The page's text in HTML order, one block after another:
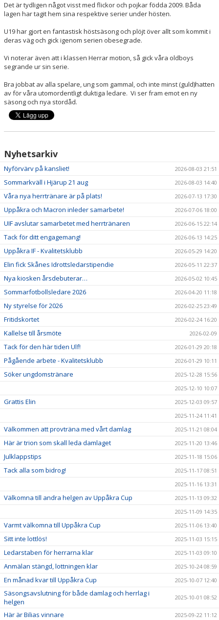
PARTNERS
Det är tydligen något visst med flickor och pojkar födda 2009. Båda
lagen har tagit hem sina respektive serier under hösten.
U19 har gjort en fantastisk höstsäsong och plöjt över allt som kommit i
deras väg och gick igenom serien obesegrade.
Vi noterar även att i klassen Herrar motion, så gick våra oldboys
segrande ur sin serie.
Bra jobbat av alla spelare, ung som gammal, och inte minst (guld)hatten
av för våra utomordentligt duktiga ledare. Vi ser fram emot en ny
säsong och nya stordåd.
Nyhetsarkiv
Nyförvärv på kansliet! 2026-08-03 21:51
Sommarkväll i Hjärup 21 aug 2026-08-03 14:40
Våra nya herrtränare är på plats! 2026-07-13 17:30
Uppåkra och Macron inleder samarbete! 2026-07-06 18:00
UIF avslutar samarbetet med herrtränaren 2026-06-15 22:14
Tack för ditt engagemang! 2026-06-13 14:25
Uppåkra IF - Kvalitetsklubb 2026-05-29 14:20
Elin fick Skånes Idrottsledarstipendie 2026-05-11 22:37
Nya kiosken årsdebuterar… 2026-05-02 10:45
Sommarfotbollsledare 2026 2026-04-20 11:18
Ny styrelse för 2026 2026-02-25 23:49
Fritidskortet 2026-02-24 16:20
Kallelse till årsmöte 2026-02-09
Tack för den här tiden Ulf! 2026-01-29 20:18
Pågående arbete - Kvalitetsklubb 2026-01-29 10:11
Söker ungdomstränare
2025-12-28 15:56
2025-12-10 10:07
Grattis Elin
2025-12-03 09:57
2025-11-24 11:41
Välkommen att provträna med vårt damlag 2025-11-21 08:04
Här är trion som skall leda damlaget 2025-11-20 13:46
Julklappstips 2025-11-18 15:06
Tack alla som bidrog!
2025-11-17 08:51
2025-11-16 13:31
Välkomna till andra helgen av Uppåkra Cup
2025-11-13 09:32
2025-11-09 14:35
Varmt välkomna till Uppåkra Cup 2025-11-06 13:40
Sitt inte lottlös! 2025-11-03 15:15
Ledarstaben för herrarna klar 2025-11-03 09:10
Anmälan stängd, lottningen klar 2025-10-24 08:59
En månad kvar till Uppåkra Cup 2025-10-07 12:40
Säsongsavslutning för både damlag och herrlag i
helgen
2025-10-01 08:52
Här är Bilias vinnare 2025-09-22 11:12